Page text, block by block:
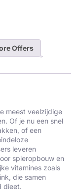
Offers
meest veelzijdige
Of je nu een snel
of een
leveren
spieropbouw en
vitamines zoals
die samen
dieet.